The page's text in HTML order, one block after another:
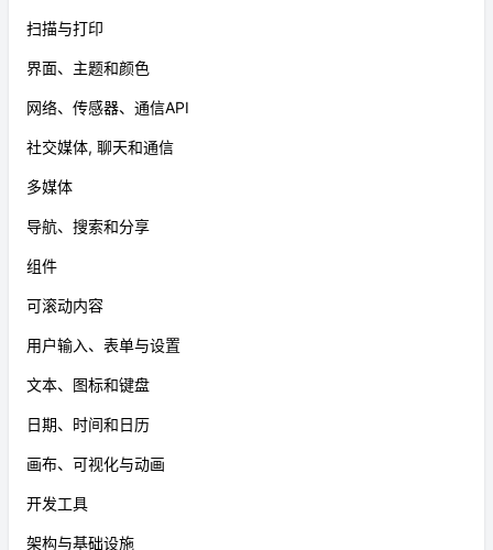
扫描与打印
界面、主题和颜色
网络、传感器、通信API
社交媒体, 聊天和通信
多媒体
导航、搜索和分享
组件
可滚动内容
用户输入、表单与设置
文本、图标和键盘
日期、时间和日历
画布、可视化与动画
开发工具
架构与基础设施